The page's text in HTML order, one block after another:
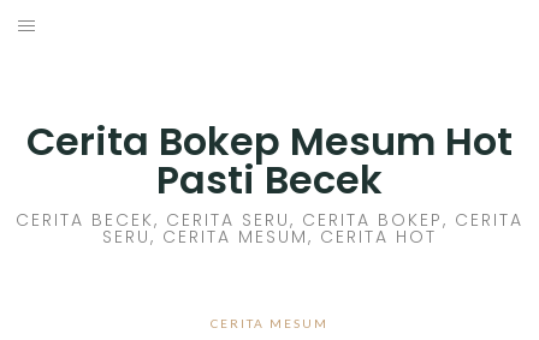
Skip
Cerita Bokep Mesum Hot
Pasti Becek
CERITA BECEK, CERITA SERU, CERITA BOKEP, CERITA
SERU, CERITA MESUM, CERITA HOT
CERITA MESUM
CERITA SEX HOT